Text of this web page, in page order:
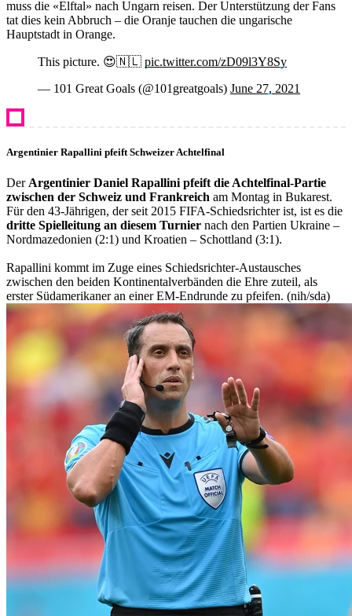
muss die «Elftal» nach Ungarn reisen. Der Unterstützung der Fans
tat dies kein Abbruch – die Oranje tauchen die ungarische
Hauptstadt in Orange.
This picture. 😍🇳🇱 pic.twitter.com/zD09l3Y8Sy
— 101 Great Goals (@101greatgoals) June 27, 2021
Argentinier Rapallini pfeift Schweizer Achtelfinal
Der Argentinier Daniel Rapallini pfeift die Achtelfinal-Partie
zwischen der Schweiz und Frankreich am Montag in Bukarest.
Für den 43-Jährigen, der seit 2015 FIFA-Schiedsrichter ist, ist es die
dritte Spielleitung an diesem Turnier nach den Partien Ukraine –
Nordmazedonien (2:1) und Kroatien – Schottland (3:1).
Rapallini kommt im Zuge eines Schiedsrichter-Austausches
zwischen den beiden Kontinentalverbänden die Ehre zuteil, als
erster Südamerikaner an einer EM-Endrunde zu pfeifen. (nih/sda)